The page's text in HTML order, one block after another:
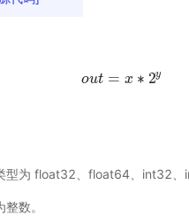
out = x ∗ 2y
ou t=x∗ 2 y
型为 float32、float64、int32、
数。